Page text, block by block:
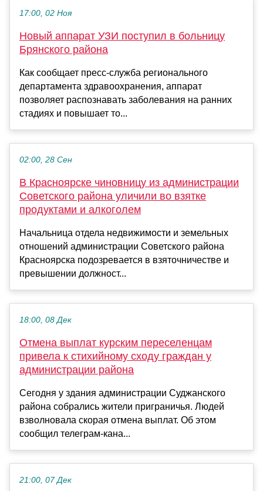
17:00, 02 Ноя
Новый аппарат УЗИ поступил в больницу
Брянского района
Как сообщает пресс-служба регионального
департамента здравоохранения, аппарат
позволяет распознавать заболевания на ранних
стадиях и повышает то...
02:00, 28 Сен
В Красноярске чиновницу из администрации
Советского района уличили во взятке
продуктами и алкоголем
Начальница отдела недвижимости и земельных
отношений администрации Советского района
Красноярска подозревается в взяточничестве и
превышении должност...
18:00, 08 Дек
Отмена выплат курским переселенцам
привела к стихийному сходу граждан у
администрации района
Сегодня у здания администрации Суджанского
района собрались жители приграничья. Людей
взволновала скорая отмена выплат. Об этом
сообщил телеграм-кана...
21:00, 07 Дек